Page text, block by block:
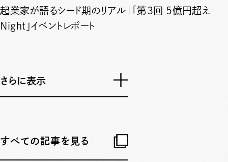
起業家が語るシード期のリアル｜「第3回 5億円超え
Night」イベントレポート
さらに表示
すべての記事を見る